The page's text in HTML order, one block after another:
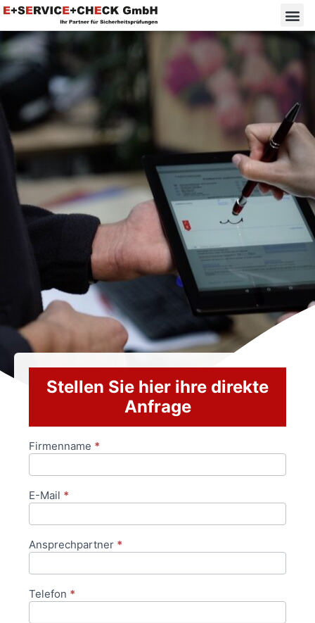
Stellen Sie hier ihre direkte
Anfrage
Anfrageformular
Firmenname *
E-Mail *
Ansprechpartner *
Telefon *